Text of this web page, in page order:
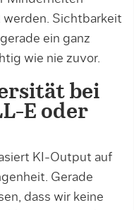
Sichtbarkeit
ein ganz
wie nie zuvor.
bei
E oder
KI-Output auf
Gerade
dass wir keine